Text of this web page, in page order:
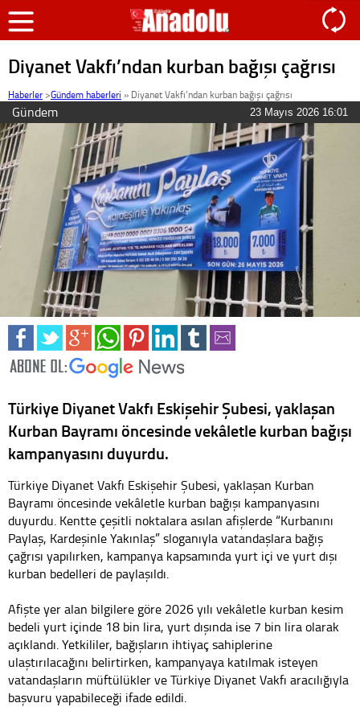
Diyanet Vakfı’ndan kurban bağışı çağrısı
Haberler >Gündem haberleri » Diyanet Vakfı’ndan kurban bağışı çağrısı
Gündem 23 Mayıs 2026 16:01
Türkiye Diyanet Vakfı Eskişehir Şubesi, yaklaşan
Kurban Bayramı öncesinde vekâletle kurban bağışı
kampanyasını duyurdu.
Türkiye Diyanet Vakfı Eskişehir Şubesi, yaklaşan Kurban
Bayramı öncesinde vekâletle kurban bağışı kampanyasını
duyurdu. Kentte çeşitli noktalara asılan afişlerde “Kurbanını
Paylaş, Kardeşinle Yakınlaş” sloganıyla vatandaşlara bağış
çağrısı yapılırken, kampanya kapsamında yurt içi ve yurt dışı
kurban bedelleri de paylaşıldı.
Afişte yer alan bilgilere göre 2026 yılı vekâletle kurban kesim
bedeli yurt içinde 18 bin lira, yurt dışında ise 7 bin lira olarak
açıklandı. Yetkililer, bağışların ihtiyaç sahiplerine
ulaştırılacağını belirtirken, kampanyaya katılmak isteyen
vatandaşların müftülükler ve Türkiye Diyanet Vakfı aracılığıyla
başvuru yapabileceği ifade edildi.